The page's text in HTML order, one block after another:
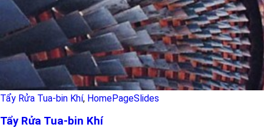
Tẩy Rửa Tua-bin Khí, HomePageSlides
Tẩy Rửa Tua-bin Khí